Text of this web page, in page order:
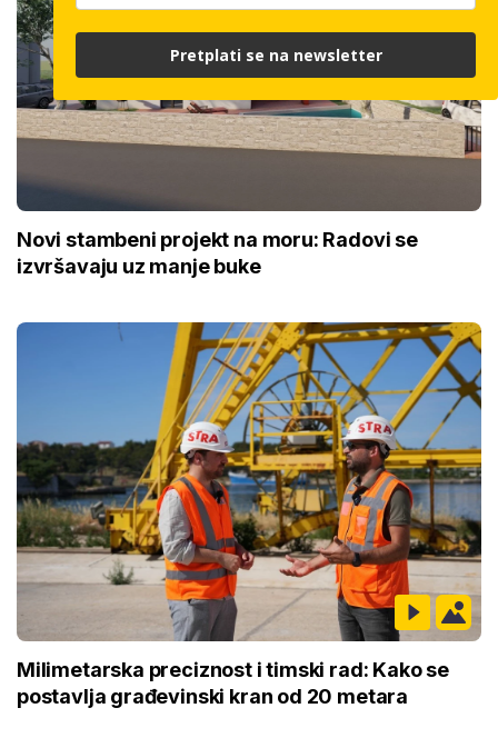
Novi stambeni projekt na moru: Radovi se
izvršavaju uz manje buke
Milimetarska preciznost i timski rad: Kako se
postavlja građevinski kran od 20 metara
Pretplati se na newsletter